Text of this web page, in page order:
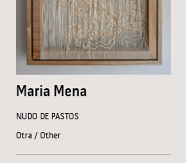
Maria Mena
NUDO DE PASTOS
Otra / Other